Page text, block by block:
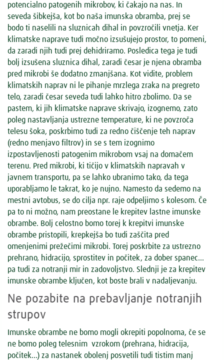
potencialno patogenih mikrobov, ki čakajo na nas. In
seveda šibkejša, kot bo naša imunska obramba, prej se
bodo ti naselili na sluznicah dihal in povzročili vnetja. Ker
klimatske naprave tudi močno izsušujejo prostor, to pomeni,
da zaradi njih tudi prej dehidriramo. Posledica tega je tudi
bolj izsušena sluznica dihal, zaradi česar je njena obramba
pred mikrobi še dodatno zmanjšana. Kot vidite, problem
klimatskih naprav ni le pihanje mrzlega zraka na pregreto
telo, zaradi česar seveda tudi lahko hitro zbolimo. Da se
pastem, ki jih klimatske naprave skrivajo, izognemo, zato
poleg nastavljanja ustrezne temperature, ki ne povzroča
telesu šoka, poskrbimo tudi za redno čiščenje teh naprav
(redno menjavo filtrov) in se s tem izognimo
izpostavljenosti patogenim mikrobom vsaj na domačem
terenu. Pred mikrobi, ki tičijo v klimatskih napravah v
javnem transportu, pa se lahko ubranimo tako, da tega
uporabljamo le takrat, ko je nujno. Namesto da sedemo na
mestni avtobus, se do cilja npr. raje odpeljimo s kolesom. Če
pa to ni možno, nam preostane le krepitev lastne imunske
obrambe. Bolj celostno bomo torej k krepitvi imunske
obrambe pristopili, krepkejša bo tudi zaščita pred
omenjenimi prežečimi mikrobi. Torej poskrbite za ustrezno
prehrano, hidracijo, sprostitev in počitek, za dober spanec…
pa tudi za notranji mir in zadovoljstvo. Slednji je za krepitev
imunske obrambe ključen, kot boste brali v nadaljevanju.
Ne pozabite na prebavljanje notranjih
strupov
Imunske obrambe ne bomo mogli okrepiti popolnoma, če se
ne bomo poleg telesnim vzrokom (prehrana, hidracija,
počitek…) za nastanek obolenj posvetili tudi tistim manj